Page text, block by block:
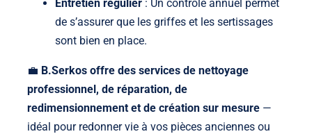
Entretien régulier: Un contrôle annuel permet
de s’assurer que les griffes et les sertissages
sont bien en place.
💼 B.Serkos offre des services de nettoyage
professionnel, de réparation, de
redimensionnement et de création sur mesure—
idéal pour redonner vie à vos pièces anciennes ou